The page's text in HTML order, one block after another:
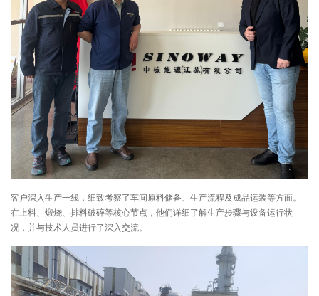
客户深入生产一线，细致考察了车间原料储备、生产流程及成品运装等方面。
在上料、煅烧、排料破碎等核心节点，他们详细了解生产步骤与设备运行状
况，并与技术人员进行了深入交流。